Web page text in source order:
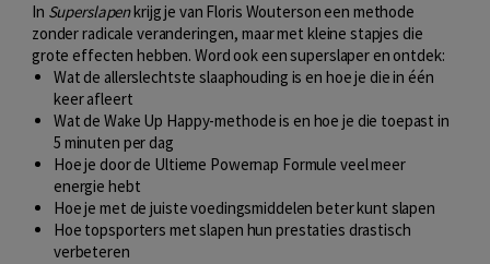
In Superslapenkrijg je van Floris Wouterson een methode
zonder radicale veranderingen, maar met kleine stapjes die
grote effecten hebben. Word ook een superslaper en ontdek:
Wat de allerslechtste slaaphouding is en hoe je die in één
keer afleert
Wat de Wake Up Happy-methode is en hoe je die toepast in
5 minuten per dag
Hoe je door de Ultieme Powernap Formule veel meer
energie hebt
Hoe je met de juiste voedingsmiddelen beter kunt slapen
Hoe topsporters met slapen hun prestaties drastisch
verbeteren